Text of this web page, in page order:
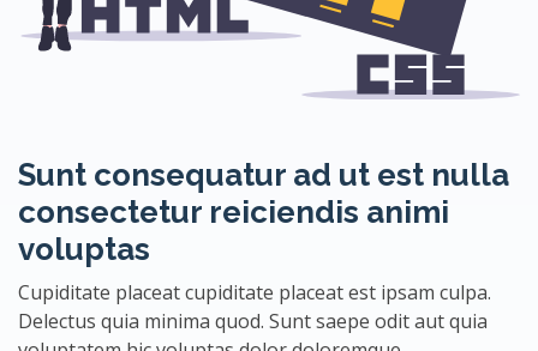
Sunt consequatur ad ut est nulla
consectetur reiciendis animi
voluptas
Cupiditate placeat cupiditate placeat est ipsam culpa.
Delectus quia minima quod. Sunt saepe odit aut quia